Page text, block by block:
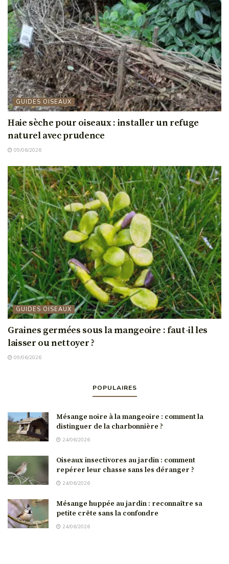
GUIDES OISEAUX
Haie sèche pour oiseaux : installer un refuge
naturel avec prudence
09/06/2026
GUIDES OISEAUX
Graines germées sous la mangeoire : faut-il les
laisser ou nettoyer ?
09/06/2026
POPULAIRES
Mésange noire à la mangeoire : comment la
distinguer de la charbonnière ?
24/06/2026
Oiseaux insectivores au jardin : comment
repérer leur chasse sans les déranger ?
24/06/2026
Mésange huppée au jardin : reconnaître sa
petite crête sans la confondre
24/06/2026